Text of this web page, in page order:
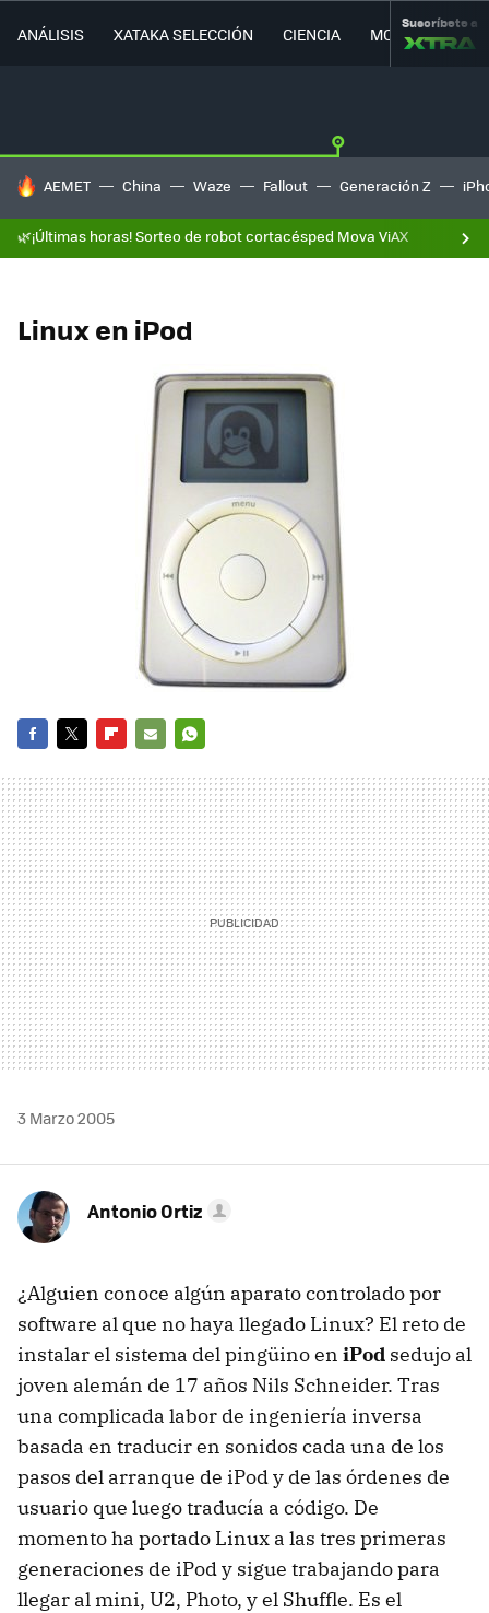
ANÁLISIS XATAKA SELECCIÓN CIENCIA MOVILIDAD
Suscríbete a
HOY SE HABLA DE
AEMET China Waze Fallout Generación Z
🌿¡Últimas horas! Sorteo de robot cortacésped Mova ViAX
Linux en iPod
MAIL
3 Marzo 2005
Antonio Ortiz
¿Alguien conoce algún aparato controlado por
software al que no haya llegado Linux? El reto de
instalar el sistema del pingüino en iPod sedujo al
joven alemán de 17 años Nils Schneider. Tras
una complicada labor de ingeniería inversa
basada en traducir en sonidos cada una de los
pasos del arranque de iPod y de las órdenes de
usuario que luego traducía a código. De
momento ha portado Linux a las tres primeras
generaciones de iPod y sigue trabajando para
llegar al mini, U2, Photo, y el Shuffle. Es el